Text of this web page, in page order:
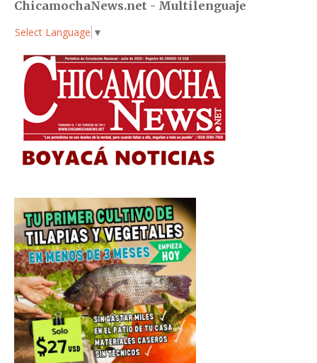
ChicamochaNews.net - Multilenguaje
Select Language ▼